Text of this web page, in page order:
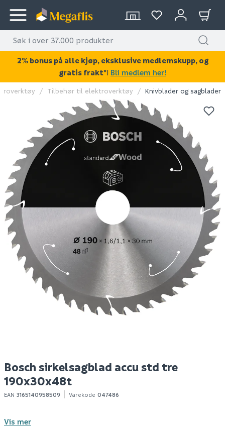
KAN DISSE VÆRE AV INTERESSE?
Makita kapp- og
gjærsag 2x18v
190x20mm
9 199
Dewalt sagblad
190x30x40t dt1945
dewalt
229
Bestillingsvare
Klikk & Hent
Tilbehør til elektroverktøy Knivblader og sagblader
Bosch sirkelsagblad accu std tre
190x30x48t
EAN 3165140958509 Varekode 047486
Vis mer
2% bonus på alle kjøp, eksklusive medlemskupp, og
gratis frakt*! Bli medlem her!